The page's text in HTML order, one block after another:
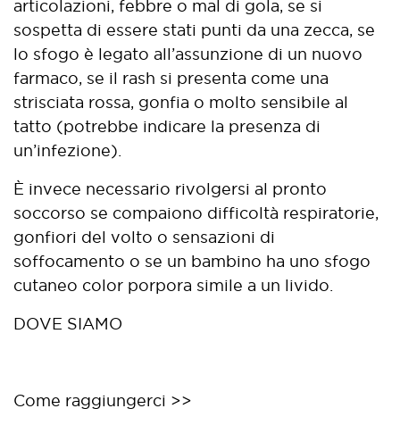
articolazioni, febbre o mal di gola, se si
sospetta di essere stati punti da una zecca, se
lo sfogo è legato all’assunzione di un nuovo
farmaco, se il rash si presenta come una
strisciata rossa, gonfia o molto sensibile al
tatto (potrebbe indicare la presenza di
un’infezione).
È invece necessario rivolgersi al pronto
soccorso se compaiono difficoltà respiratorie,
gonfiori del volto o sensazioni di
soffocamento o se un bambino ha uno sfogo
cutaneo color porpora simile a un livido.
DOVE SIAMO
Come raggiungerci >>